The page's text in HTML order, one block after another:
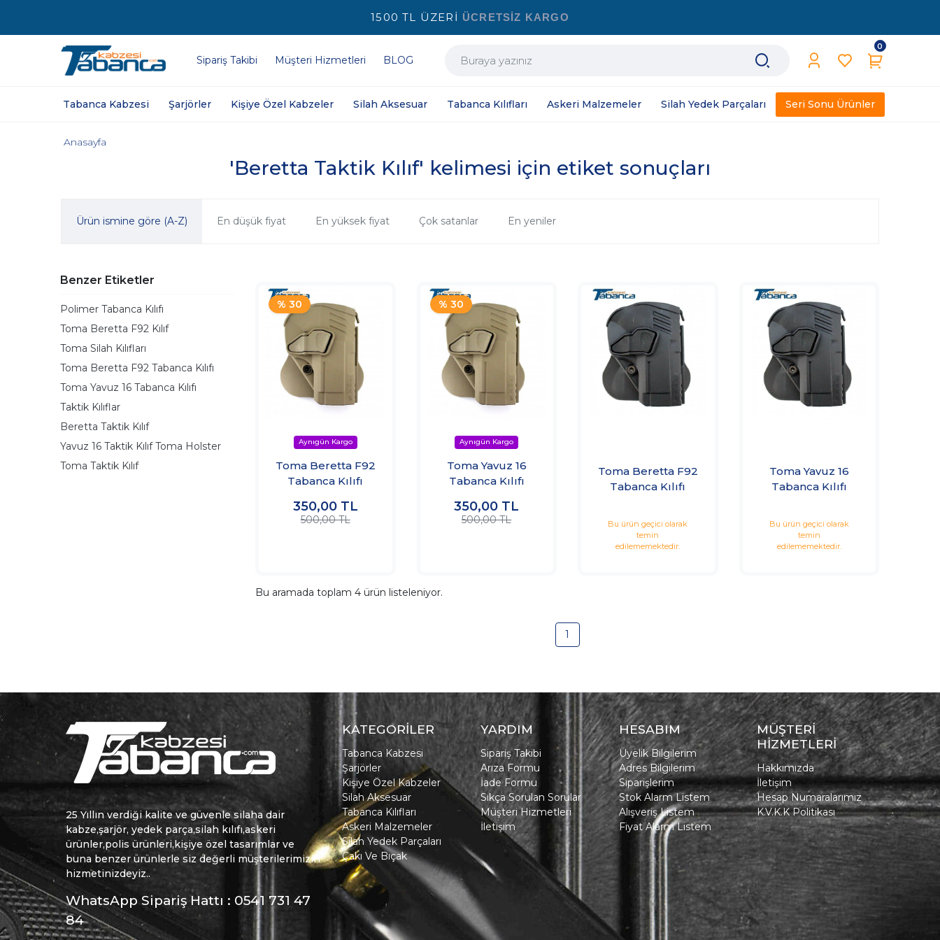
1500 TL ÜZERİ ÜCRETSİZ KARGO
Sipariş Takibi Müşteri Hizmetleri BLOG
0
Tabanca Kabzesi Şarjörler Kişiye Özel Kabzeler Silah Aksesuar Tabanca Kılıfları Askeri Malzemeler Silah Yedek Parçaları Seri Sonu Ürünler
'Beretta Taktik Kılıf' kelimesi için etiket sonuçları
Anasayfa
Ürün ismine göre (A-Z) En düşük fiyat En yüksek fiyat Çok satanlar En yeniler
Benzer Etiketler
Polimer Tabanca Kılıfı
Toma Beretta F92 Kılıf
Toma Silah Kılıfları
Toma Beretta F92 Tabanca Kılıfı
Toma Yavuz 16 Tabanca Kılıfı
Taktik Kılıflar
Beretta Taktik Kılıf
Yavuz 16 Taktik Kılıf Toma Holster
Toma Taktik Kılıf
% 30
Toma Beretta F92
Tabanca Kılıfı
350,00 TL
500,00 TL
% 30
Toma Yavuz 16
Tabanca Kılıfı
350,00 TL
500,00 TL
Toma Beretta F92
Tabanca Kılıfı
Bu ürün geçici olarak
temin
edilememektedir.
Toma Yavuz 16
Tabanca Kılıfı
Bu ürün geçici olarak
temin
edilememektedir.
Bu aramada toplam 4 ürün listeleniyor.
1
25 Yıllın verdiği kalite ve güvenle silaha dair
kabze,şarjör, yedek parça,silah kılıfı,askeri
ürünler,polis ürünleri,kişiye özel tasarımlar ve
buna benzer ürünlerle siz değerli müşterilerimizin
hizmetinizdeyiz..
WhatsApp Sipariş Hattı : 0541 731 47
84
KATEGORİLER
Tabanca Kabzesi
Şarjörler
Kişiye Özel Kabzeler
Silah Aksesuar
Tabanca Kılıfları
Askeri Malzemeler
Silah Yedek Parçaları
Çakı Ve Bıçak
YARDIM
Sipariş Takibi
Arıza Formu
İade Formu
Sıkça Sorulan Sorular
Müşteri Hizmetleri
İletişim
HESABIM
Üyelik Bilgilerim
Adres Bilgilerim
Siparişlerim
Stok Alarm Listem
Alışveriş Listem
Fiyat Alarm Listem
MÜŞTERİ
HİZMETLERİ
Hakkımızda
İletişim
Hesap Numaralarımız
K.V.K.K Politikası